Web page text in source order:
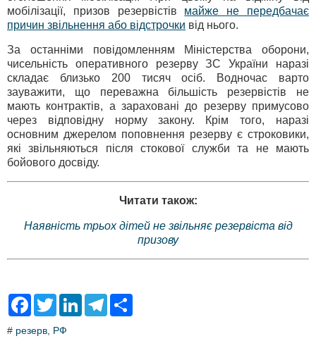
мобілізації, призов резервістів майже не передбачає
причин звільнення або відстрочки від нього.
За останніми повідомленням Міністерства оборони,
чисельність оперативного резерву ЗС України наразі
складає близько 200 тисяч осіб. Водночас варто
зауважити, що переважна більшість резервістів не
мають контрактів, а зараховані до резерву примусово
через відповідну норму закону. Крім того, наразі
основним джерелом поповнення резерву є строковики,
які звільняються після стокової служби та не мають
бойового досвіду.
Читати також:
Наявність трьох дітей не звільняє резервіста від
призову
F
e
T
t
L
T
# резерв РФ